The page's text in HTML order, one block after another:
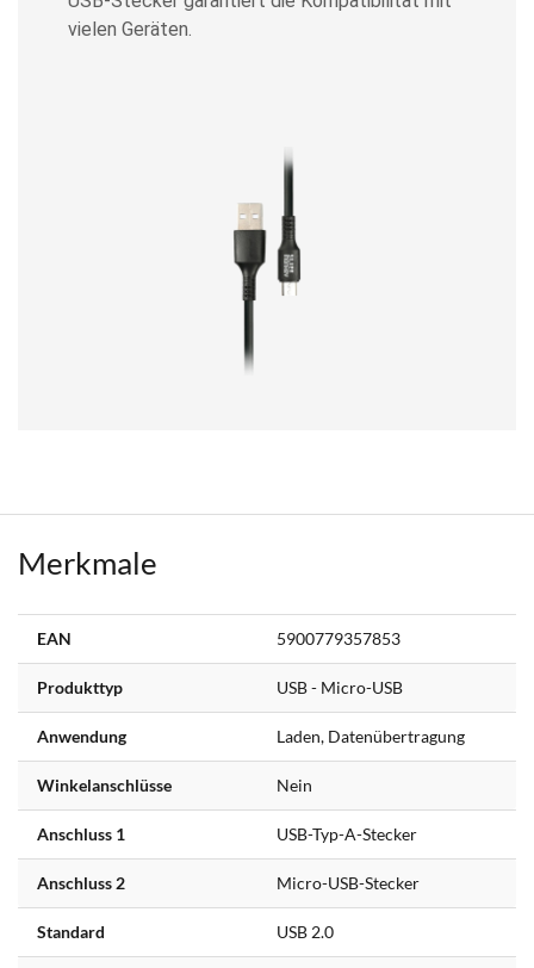
vielen Geräten.
Merkmale
EAN 5900779357853
Produkttyp USB - Micro-USB
Anwendung Laden, Datenübertragung
Winkelanschlüsse Nein
Anschluss 1 USB-Typ-A-Stecker
Anschluss 2 Micro-USB-Stecker
Standard USB 2.0